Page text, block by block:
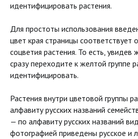
идентифицировать растения.
Для простоты использования
цвет края страницы соответствует
соцветия растения. То есть, увидев
сразу переходите к желтой группе
идентифицировать.
Растения внутри цветовой группы
алфавиту русских названий
— по алфавиту русских названий
фотографией приведены русское и